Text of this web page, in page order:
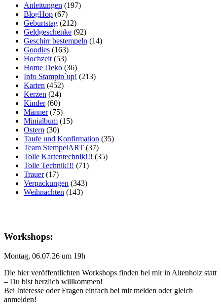
Anleitungen (197)
BlogHop (67)
Geburtstag (212)
Geldgeschenke (92)
Geschirr bestempeln (14)
Goodies (163)
Hochzeit (53)
Home Deko (36)
Info Stampin´up! (213)
Karten (452)
Kerzen (24)
Kinder(60)
Männer(75)
Minialbum (15)
Ostern (30)
Taufe und Konfirmation (35)
Team StempelART (37)
Tolle Kartentechnik!!! (35)
Tolle Technik!!! (71)
Trauer(17)
Verpackungen (343)
Weihnachten (143)
Workshops:
Montag, 06.07.26 um 19h
Die hier veröffentlichten Workshops finden bei mir in Altenholz statt
– Du bist herzlich willkommen!
Bei Interesse oder Fragen einfach bei mir melden oder gleich
anmelden!